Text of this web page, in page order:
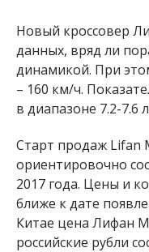
Новый кроссовер
данных, вряд ли
динамикой. При
– 160 км/ч.
в диапазоне 7.2-7.6
Старт продаж Lifan
ориентировочно
2017 года. Цены и
ближе к дате
Китае цена Лифан
российские рубли